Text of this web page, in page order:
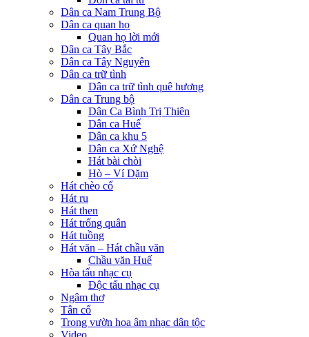
Dân ca Nam Trung Bộ
Dân ca quan họ
Quan họ lời mới
Dân ca Tây Bắc
Dân ca Tây Nguyên
Dân ca trữ tình
Dân ca trữ tình quê hương
Dân ca Trung bộ
Dân Ca Bình Trị Thiên
Dân ca Huế
Dân ca khu 5
Dân ca Xứ Nghệ
Hát bài chòi
Hò – Ví Dặm
Hát chèo cổ
Hát ru
Hát then
Hát trống quân
Hát tuồng
Hát văn – Hát chầu văn
Chầu văn Huế
Hòa tấu nhạc cụ
Độc tấu nhạc cụ
Ngâm thơ
Tân cổ
Trong vườn hoa âm nhạc dân tộc
Video